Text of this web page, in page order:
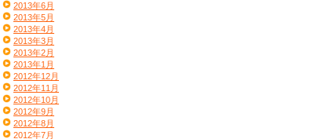
2013年6月
2013年5月
2013年4月
2013年3月
2013年2月
2013年1月
2012年12月
2012年11月
2012年10月
2012年9月
2012年8月
2012年7月